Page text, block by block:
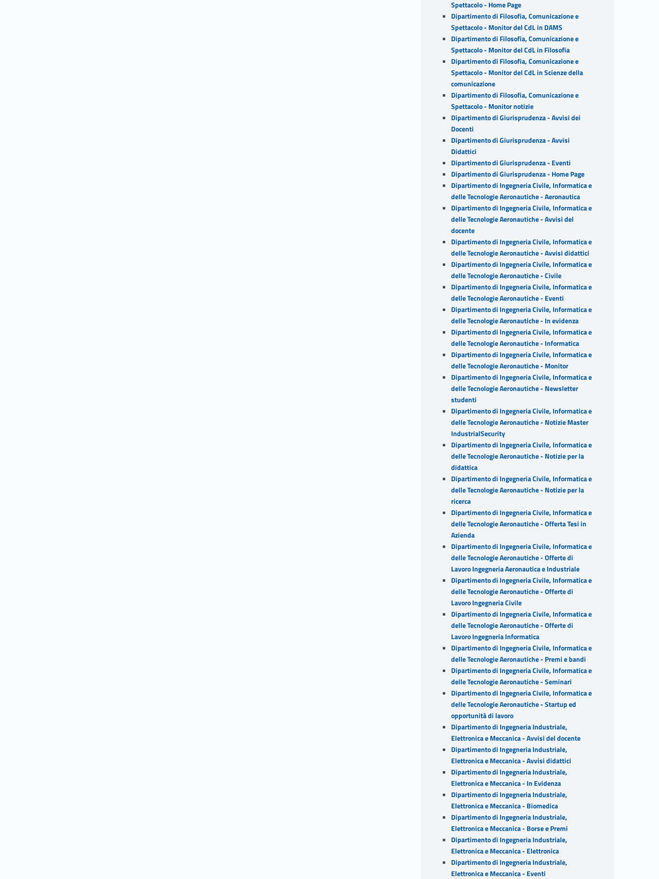
Spettacolo - Home Page
Dipartimento di Filosofia, Comunicazione e
Spettacolo - Monitor del CdL in DAMS
Dipartimento di Filosofia, Comunicazione e
Spettacolo - Monitor del CdL in Filosofia
Dipartimento di Filosofia, Comunicazione e
Spettacolo - Monitor del CdL in Scienze della
comunicazione
Dipartimento di Filosofia, Comunicazione e
Spettacolo - Monitor notizie
Dipartimento di Giurisprudenza - Avvisi dei
Docenti
Dipartimento di Giurisprudenza - Avvisi
Didattici
Dipartimento di Giurisprudenza - Eventi
Dipartimento di Giurisprudenza - Home Page
Dipartimento di Ingegneria Civile, Informatica e
delle Tecnologie Aeronautiche - Aeronautica
Dipartimento di Ingegneria Civile, Informatica e
delle Tecnologie Aeronautiche - Avvisi del
docente
Dipartimento di Ingegneria Civile, Informatica e
delle Tecnologie Aeronautiche - Avvisi didattici
Dipartimento di Ingegneria Civile, Informatica e
delle Tecnologie Aeronautiche - Civile
Dipartimento di Ingegneria Civile, Informatica e
delle Tecnologie Aeronautiche - Eventi
Dipartimento di Ingegneria Civile, Informatica e
delle Tecnologie Aeronautiche - In evidenza
Dipartimento di Ingegneria Civile, Informatica e
delle Tecnologie Aeronautiche - Informatica
Dipartimento di Ingegneria Civile, Informatica e
delle Tecnologie Aeronautiche - Monitor
Dipartimento di Ingegneria Civile, Informatica e
delle Tecnologie Aeronautiche - Newsletter
studenti
Dipartimento di Ingegneria Civile, Informatica e
delle Tecnologie Aeronautiche - Notizie Master
IndustrialSecurity
Dipartimento di Ingegneria Civile, Informatica e
delle Tecnologie Aeronautiche - Notizie per la
didattica
Dipartimento di Ingegneria Civile, Informatica e
delle Tecnologie Aeronautiche - Notizie per la
ricerca
Dipartimento di Ingegneria Civile, Informatica e
delle Tecnologie Aeronautiche - Offerta Tesi in
Azienda
Dipartimento di Ingegneria Civile, Informatica e
delle Tecnologie Aeronautiche - Offerte di
Lavoro Ingegneria Aeronautica e Industriale
Dipartimento di Ingegneria Civile, Informatica e
delle Tecnologie Aeronautiche - Offerte di
Lavoro Ingegneria Civile
Dipartimento di Ingegneria Civile, Informatica e
delle Tecnologie Aeronautiche - Offerte di
Lavoro Ingegneria Informatica
Dipartimento di Ingegneria Civile, Informatica e
delle Tecnologie Aeronautiche - Premi e bandi
Dipartimento di Ingegneria Civile, Informatica e
delle Tecnologie Aeronautiche - Seminari
Dipartimento di Ingegneria Civile, Informatica e
delle Tecnologie Aeronautiche - Startup ed
opportunità di lavoro
Dipartimento di Ingegneria Industriale,
Elettronica e Meccanica - Avvisi del docente
Dipartimento di Ingegneria Industriale,
Elettronica e Meccanica - Avvisi didattici
Dipartimento di Ingegneria Industriale,
Elettronica e Meccanica - In Evidenza
Dipartimento di Ingegneria Industriale,
Elettronica e Meccanica - Biomedica
Dipartimento di Ingegneria Industriale,
Elettronica e Meccanica - Borse e Premi
Dipartimento di Ingegneria Industriale,
Elettronica e Meccanica - Elettronica
Dipartimento di Ingegneria Industriale,
Elettronica e Meccanica - Eventi